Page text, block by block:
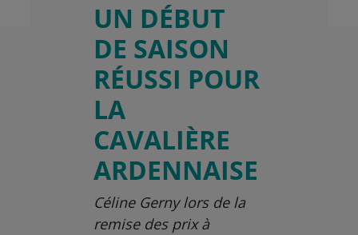
UN DÉBUT
DE SAISON
RÉUSSI POUR
LA
CAVALIÈRE
ARDENNAISE
Céline Gerny lors de la
remise des prix à